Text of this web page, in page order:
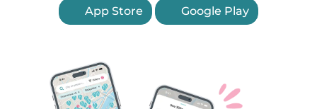
App Store Google Play